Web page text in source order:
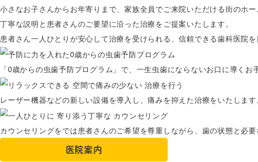
小さなお子さんからお年寄りまで、家族全員でご来院いただける街のホー
丁寧な説明と患者さんのご要望に沿った治療をご提案いたします。
患者さん一人ひとりが安心して治療を受けられる、信頼できる歯科医院を
「0歳からの虫歯予防プログラム」で、一生虫歯にならないお口に導くお
レーザー機器などの新しい設備を導入し、痛みを抑えた治療をいたします
カウンセリングをでは患者さんのご希望を尊重しながら、歯の状態と必要
医院案内